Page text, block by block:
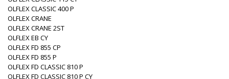
OLFLEX CLASSIC 400 P
OLFLEX CRANE
OLFLEX CRANE 2ST
OLFLEX EB CY
OLFLEX FD 855 CP
OLFLEX FD 855 P
OLFLEX FD CLASSIC 810 P
OLFLEX FD CLASSIC 810 P CY